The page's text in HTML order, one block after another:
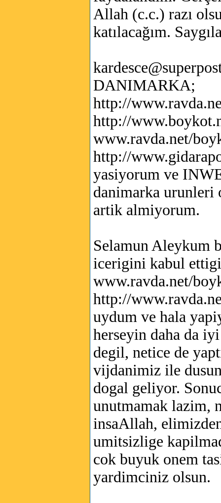
Allah (c.c.) razı
katılacağım.
DANIMARKA;
http://
http://
www.ravda.net/
http://
yasiyorum ve
danimarka urunleri
artik almiyorum.
Selamun Aleykum
icerigini kabul
www.ravda.net/
http://
uydum ve hala
herseyin daha da
degil, netice de
vijdanimiz ile
dogal geliyor.
unutmamak lazim,
insaAllah,
umitsizlige
cok buyuk onem
yardimciniz olsun.